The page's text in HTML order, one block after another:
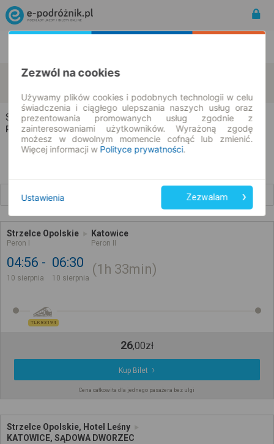
Strzelce Opolskie Katowice
Strzelce Opolskie → Katowice
Rozkład jazdy i bilety
Strzelce Opolskie
Peron I
Katowice
Peron II
04:56
10 sierpnia
06:30
10 sierpnia
1h 33min
TLK 83194
26,00zł
Kup Bilet
Cena całkowita dla jednego pasażera bez ulgi
Strzelce Opolskie, Hotel Leśny
KATOWICE, SĄDOWA DWORZEC
Zezwól na cookies
Używamy plików cookies i podobnych technologii w celu
świadczenia i ciągłego ulepszania naszych usług oraz
prezentowania promowanych usług zgodnie z
zainteresowaniami użytkowników. Wyrażoną zgodę
możesz w dowolnym momencie cofnąć lub zmienić.
Więcej informacji w Polityce prywatności.
Ustawienia Zezwalam